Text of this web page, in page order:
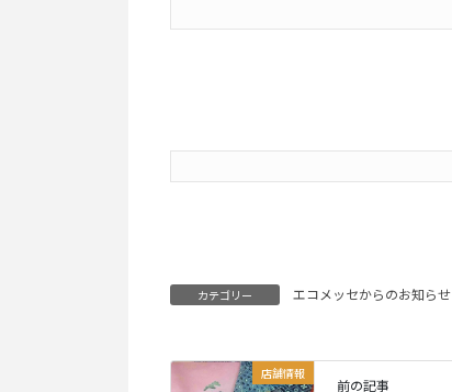
カテゴリー エコメッセからのお知らせ
店舗情報
前の記事